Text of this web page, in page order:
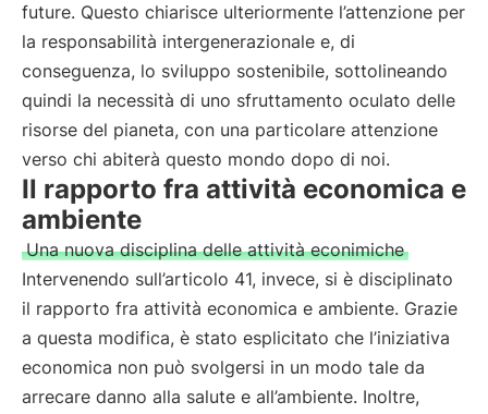
future. Questo chiarisce ulteriormente l’attenzione per
la responsabilità intergenerazionale e, di
conseguenza, lo sviluppo sostenibile, sottolineando
quindi la necessità di uno sfruttamento oculato delle
risorse del pianeta, con una particolare attenzione
verso chi abiterà questo mondo dopo di noi.
Il rapporto fra attività economica e
ambiente
Una nuova disciplina delle attività econimiche
Intervenendo sull’articolo 41, invece, si è disciplinato
il rapporto fra attività economica e ambiente. Grazie
a questa modifica, è stato esplicitato che l’iniziativa
economica non può svolgersi in un modo tale da
arrecare danno alla salute e all’ambiente. Inoltre,